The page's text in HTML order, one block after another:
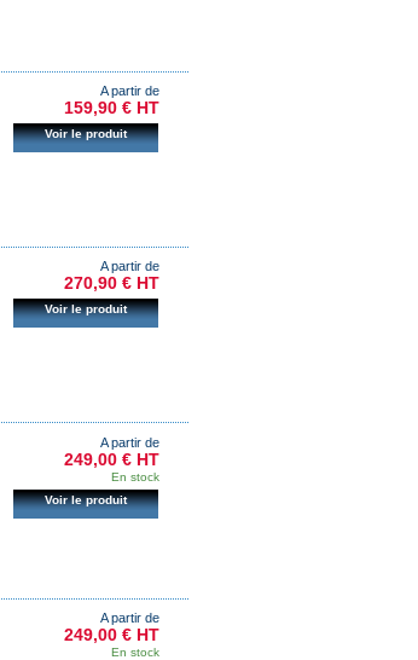
A partir de
159,90 € HT
Voir le produit
A partir de
270,90 € HT
Voir le produit
A partir de
249,00 € HT
En stock
Voir le produit
A partir de
249,00 € HT
En stock